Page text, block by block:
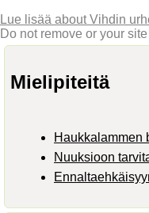
Lue lisää about Vihdin
Do not remove or your
Mielipiteitä
Haukkalammen
Nuuksioon